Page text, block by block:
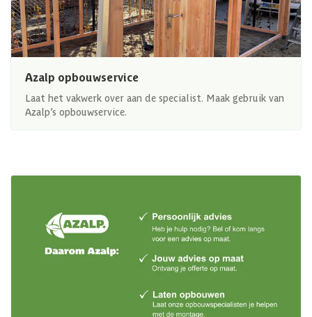
Azalp opbouwservice
Laat het vakwerk over aan de specialist. Maak gebruik van
Azalp’s opbouwservice.